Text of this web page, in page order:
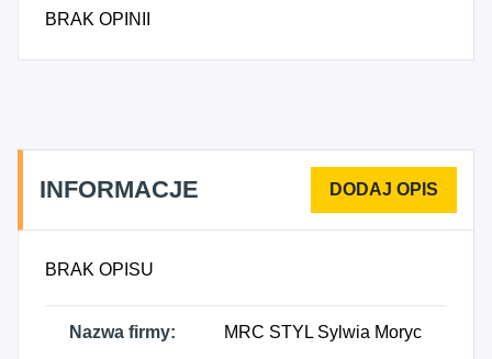
wykończeniowych.
BRAK OPINII
INFORMACJE
BRAK OPISU
Nazwa firmy: MRC STYL Sylwia Moryc